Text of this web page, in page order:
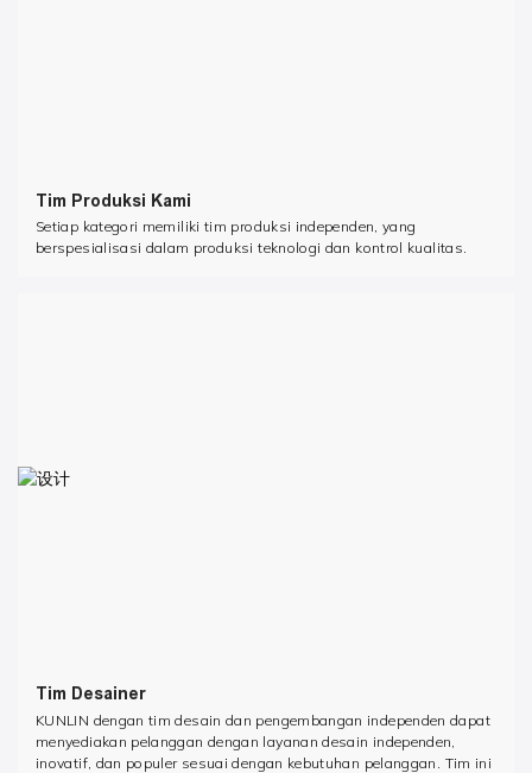
Tim Produksi Kami
Setiap kategori memiliki tim produksi independen, yang
berspesialisasi dalam produksi teknologi dan kontrol kualitas.
Tim Desainer
KUNLIN dengan tim desain dan pengembangan independen dapat
menyediakan pelanggan dengan layanan desain independen,
inovatif, dan populer sesuai dengan kebutuhan pelanggan. Tim ini